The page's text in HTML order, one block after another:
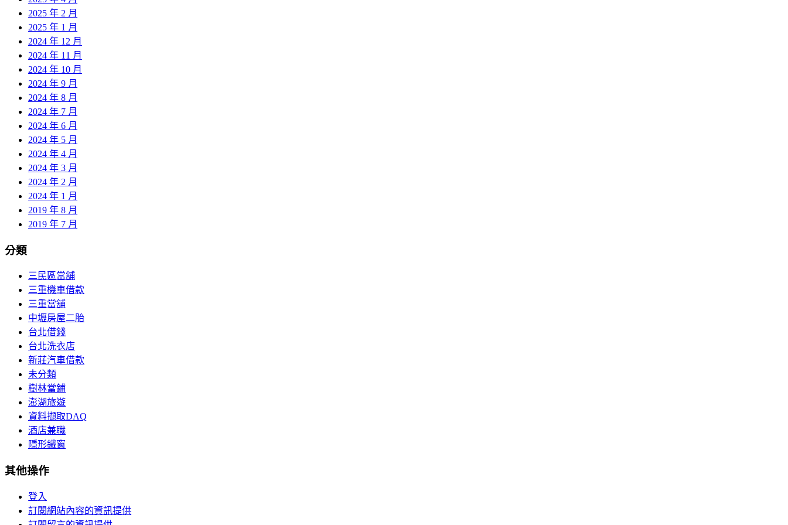
2025 年 2 月
2025 年 1 月
2024 年 12 月
2024 年 11 月
2024 年 10 月
2024 年 9 月
2024 年 8 月
2024 年 7 月
2024 年 6 月
2024 年 5 月
2024 年 4 月
2024 年 3 月
2024 年 2 月
2024 年 1 月
2019 年 8 月
2019 年 7 月
分類
三民區當舖
三重機車借款
三重當舖
中壢房屋二胎
台北借錢
台北洗衣店
新莊汽車借款
未分類
樹林當鋪
澎湖旅遊
資料擷取DAQ
酒店兼職
隱形鐵窗
其他操作
登入
訂閱網站內容的資訊提供